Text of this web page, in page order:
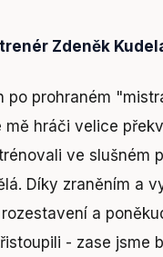
Zdeněk
po prohraném
mě hráči velice
ve slušném
Díky zraněním a
a
- zase jsme